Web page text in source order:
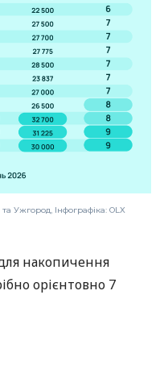
Ужгород, Інфографіка: OLX
накопичення
орієнтовно 7